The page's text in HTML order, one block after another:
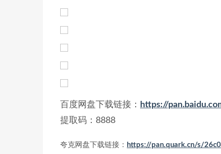
百度网盘下载链接：
https://
提取码：8888
夸克网盘下载链接： https://pan.quark.cn/s/